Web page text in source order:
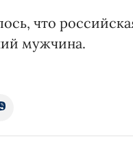
что
мужчина.